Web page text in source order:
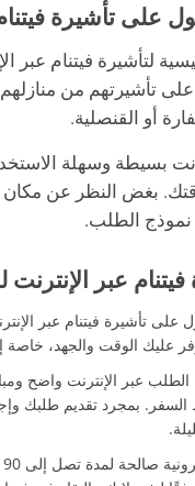
على تأشيرة
لتأشيرة فيتنام عبر
تأشيرتهم من منازلهم
أو القنصلية.
بسيطة وسهلة
بغض النظر عن مكان
نموذج الطلب.
عبر الإنترنت
على تأشيرة فيتنام عبر
عليك الوقت والجهد،
الطلب عبر الإنترنت واضح
بمجرد تقديم طلبك